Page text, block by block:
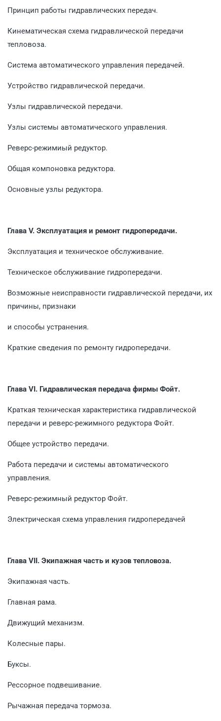
Принцип работы гидравлических передач.
Кинематическая схема гидравлической передачи
тепловоза.
Система автоматического управления передачей.
Устройство гидравлической передачи.
Узлы гидравлической передачи.
Узлы системы автоматического управления.
Реверс-режимиый редуктор.
Общая компоновка редуктора.
Основные узлы редуктора.
Глава V. Эксплуатация и ремонт гидропередачи.
Эксплуатация и техническое обслуживание.
Техническое обслуживание гидропередачи.
Возможные неисправности гидравлической передачи, их
причины, признаки
и способы устранения.
Краткие сведения по ремонту гидропередачи.
Глава VI. Гидравлическая передача фирмы Фойт.
Краткая техническая характеристика гидравлической
передачи и реверс-режимного редуктора Фойт.
Общее устройство передачи.
Работа передачи и системы автоматического
управления.
Реверс-режимный редуктор Фойт.
Электрическая схема управления гидропередачей
Глава VII. Экипажная часть и кузов тепловоза.
Экипажная часть.
Главная рама.
Движущий механизм.
Колесные пары.
Буксы.
Рессорное подвешивание.
Рычажная передача тормоза.